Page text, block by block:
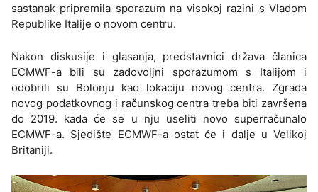
sastanak pripremila sporazum na visokoj razini s Vladom
Republike Italije o novom centru.
Nakon diskusije i glasanja, predstavnici država članica
ECMWF-a bili su zadovoljni sporazumom s Italijom i
odobrili su Bolonju kao lokaciju novog centra. Zgrada
novog podatkovnog i računskog centra treba biti završena
do 2019. kada će se u nju useliti novo superračunalo
ECMWF-a. Sjedište ECMWF-a ostat će i dalje u Velikoj
Britaniji.